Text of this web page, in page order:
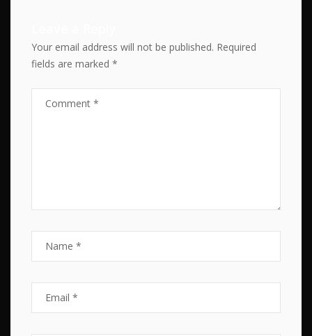
Your email address will not be published. Required
fields are marked *